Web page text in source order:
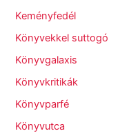
Keményfedél
Könyvekkel suttogó
Könyvgalaxis
Könyvkritikák
Könyvparfé
Könyvutca